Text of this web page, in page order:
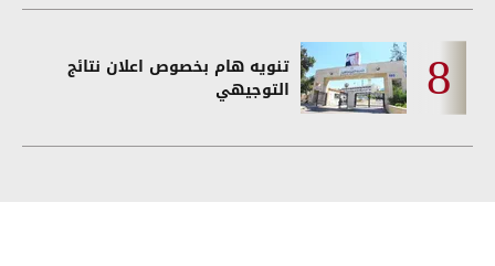
تنويه هام بخصوص اعلان نتائج
التوجيهي